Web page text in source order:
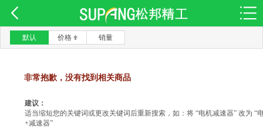
默认 价格 销量
非常抱歉，没有找到相关商品
建议：
适当缩短您的关键词或更改关键词后重新搜索，如：将 “电机减速器” 改为 “
+减速器”